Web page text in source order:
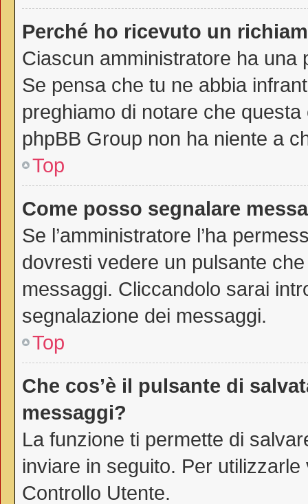
Perché ho ricevuto un
Ciascun amministratore ha una
Se pensa che tu ne abbia
preghiamo di notare che
phpBB Group non ha niente a
Top
Come posso segnalare
Se l’amministratore l’ha
dovresti vedere un pulsante
messaggi. Cliccandolo sarai
segnalazione dei messaggi.
Top
Che cos’è il pulsante di
messaggi?
La funzione ti permette di
inviare in seguito. Per
Controllo Utente.